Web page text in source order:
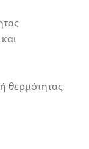
θερμότητας,